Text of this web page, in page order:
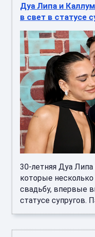
Дуа Липа и
в свет в статусе
30-летняя Дуа
которые
свадьбу, впервые
статусе супругов.